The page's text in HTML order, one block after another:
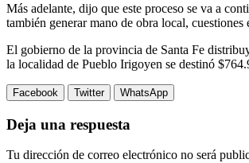
Más adelante, dijo que este proceso se va a
también generar mano de obra local,
El gobierno de la provincia de Santa Fe
la localidad de Pueblo Irigoyen se destinó
Facebook Twitter WhatsApp
Deja una respuesta
Tu dirección de correo electrónico no será